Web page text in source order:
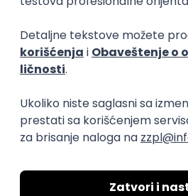
Istaknuti poslodavci